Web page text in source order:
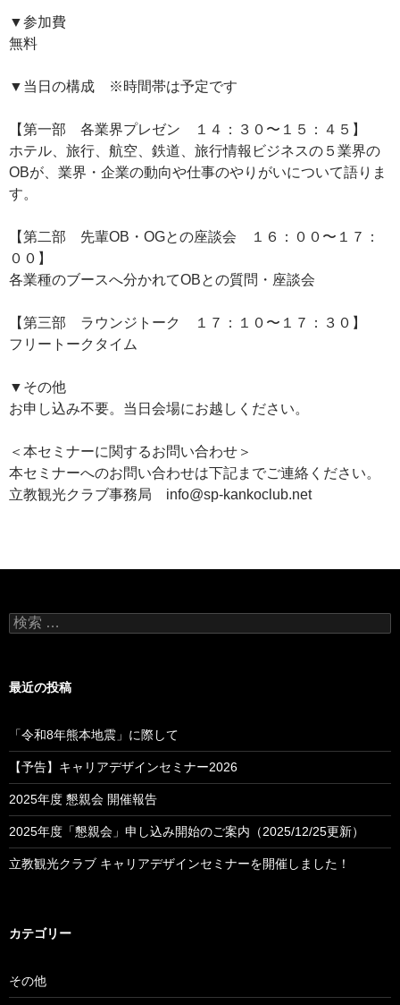
▼参加費
無料
▼当日の構成 ※時間帯は予定です
【第一部 各業界プレゼン １４：３０〜１５：４５】
ホテル、旅行、航空、鉄道、旅行情報ビジネスの５業界の
OBが、業界・企業の動向や仕事のやりがいについて語りま
す。
【第二部 先輩OB・OGとの座談会 １６：００〜１７：
００】
各業種のブースへ分かれてOBとの質問・座談会
【第三部 ラウンジトーク １７：１０〜１７：３０】
フリートークタイム
▼その他
お申し込み不要。当日会場にお越しください。
＜本セミナーに関するお問い合わせ＞
本セミナーへのお問い合わせは下記までご連絡ください。
立教観光クラブ事務局 info@sp-kankoclub.net
検
索
最近の投稿
「令和8年熊本地震」に際して
【予告】キャリアデザインセミナー2026
2025年度 懇親会 開催報告
2025年度「懇親会」申し込み開始のご案内（2025/12/25更新）
立教観光クラブ キャリアデザインセミナーを開催しました！
カテゴリー
その他